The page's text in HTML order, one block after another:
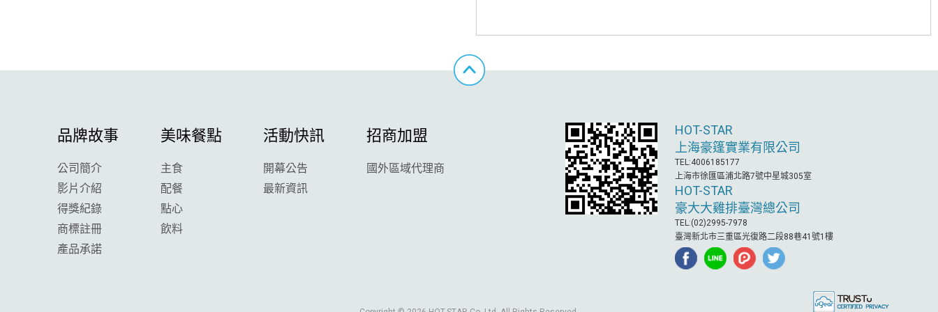
品牌故事
公司簡介
影片介紹
得獎紀錄
商標註冊
產品承諾
美味餐點
主食
配餐
點心
飲料
活動快訊
開幕公告
最新資訊
招商加盟
國外區域代理商
HOT-STAR
上海豪篷實業有限公司
TEL:4006185177
上海市徐匯區浦北路7號中星城305室
HOT-STAR
豪大大雞排臺灣總公司
TEL:(02)2995-7978
臺灣新北市三重區光復路二段88巷41號1樓